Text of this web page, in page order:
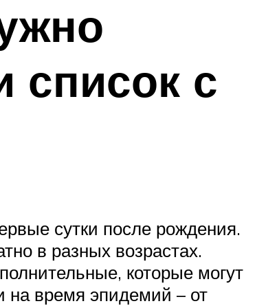
список с
сутки после рождения.
в разных возрастах.
которые могут
на время эпидемий – от